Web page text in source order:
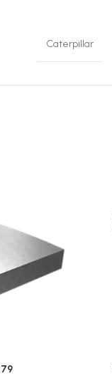
Caterpillar